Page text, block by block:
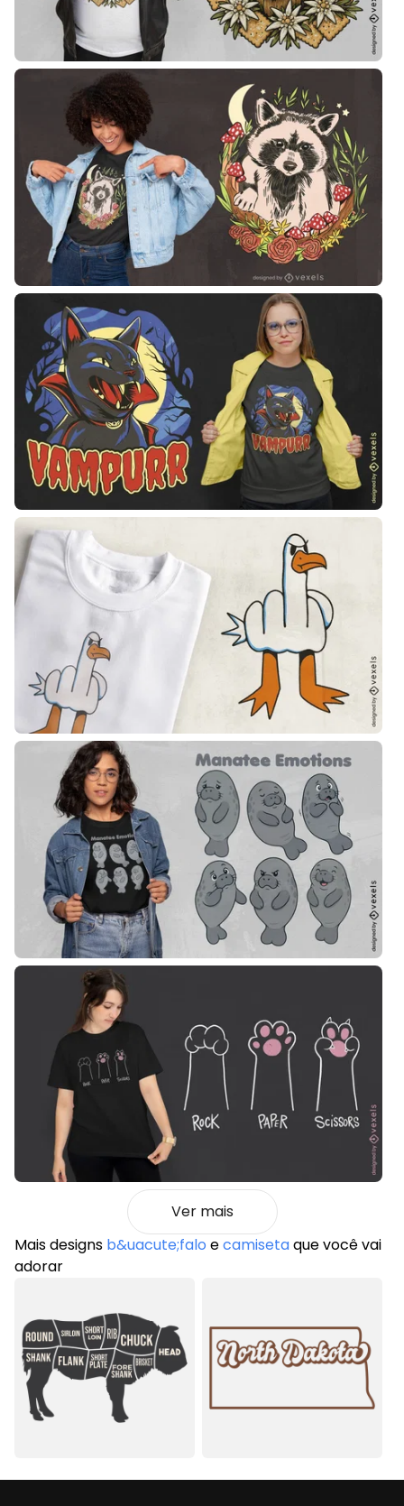
Ver mais
Mais designs b&uacute;falo ecamisetaque você vai
adorar